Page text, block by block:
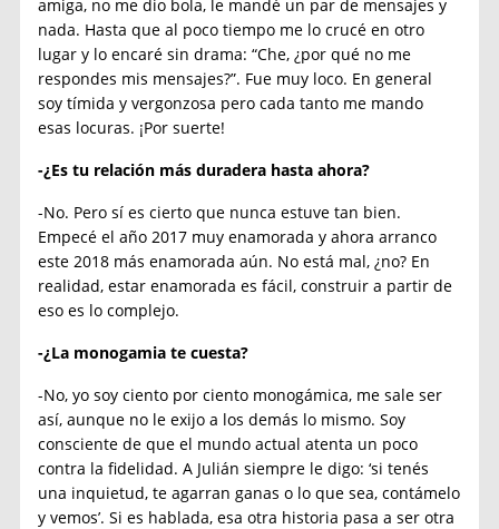
amiga, no me dio bola, le mandé un par de mensajes y
nada. Hasta que al poco tiempo me lo crucé en otro
lugar y lo encaré sin drama: “Che, ¿por qué no me
respondes mis mensajes?”. Fue muy loco. En general
soy tímida y vergonzosa pero cada tanto me mando
esas locuras. ¡Por suerte!
-¿Es tu relación más duradera hasta ahora?
-No. Pero sí es cierto que nunca estuve tan bien.
Empecé el año 2017 muy enamorada y ahora arranco
este 2018 más enamorada aún. No está mal, ¿no? En
realidad, estar enamorada es fácil, construir a partir de
eso es lo complejo.
-¿La monogamia te cuesta?
-No, yo soy ciento por ciento monogámica, me sale ser
así, aunque no le exijo a los demás lo mismo. Soy
consciente de que el mundo actual atenta un poco
contra la fidelidad. A Julián siempre le digo: ‘si tenés
una inquietud, te agarran ganas o lo que sea, contámelo
y vemos’. Si es hablada, esa otra historia pasa a ser otra